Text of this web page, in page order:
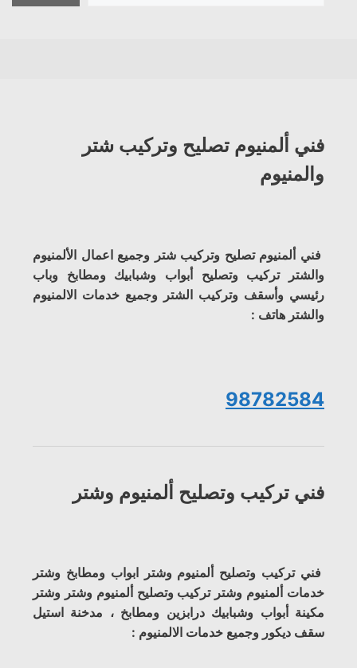
فني ألمنيوم تصليح وتركيب شتر
والمنيوم
فني ألمنيوم تصليح وتركيب شتر وجميع اعمال الألمنيوم
والشتر تركيب وتصليح أبواب وشبابيك ومطابخ وباب
رئيسي وأسقف وتركيب الشتر وجميع خدمات الالمنيوم
والشتر هاتف :
98782584
فني تركيب وتصليح ألمنيوم وشتر
فني تركيب وتصليح ألمنيوم وشتر ابواب ومطابخ وشتر
خدمات ألمنيوم وشتر تركيب وتصليح ألمنيوم وشتر وشتر
مكينة أبواب وشبابيك درابزين ومطابخ ، مدخنة استيل
سقف ديكور وجميع خدمات الالمنيوم :